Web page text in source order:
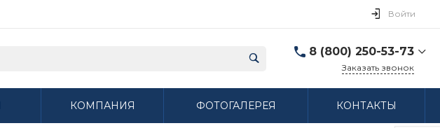
Войти
8 (800) 250-53-73
г. Нижний Новгород,
Заказать звонок
КОМПАНИЯ ФОТОГАЛЕРЕЯ КОНТАКТЫ